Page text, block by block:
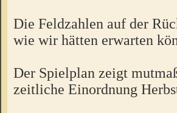
Die Feldzahlen auf der
wie wir hätten erwarten
Der Spielplan zeigt
zeitliche Einordnung